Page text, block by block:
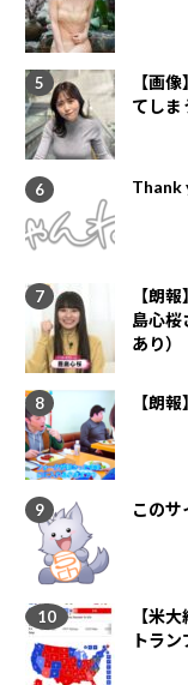
【画
てしま
Thank
【朗
島心桜
あり）
【朗
このサ
【米
トラ